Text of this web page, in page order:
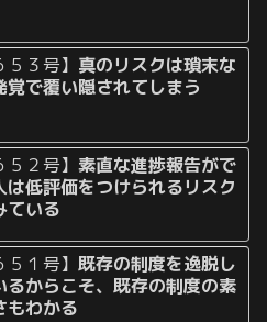
５３号】 真のリスクは瑣末な
覚で覆い隠されてしまう
５２号】素直な進捗報告がで
は低評価をつけられるリスク
ている
５１号】既存の制度を逸脱し
るからこそ、既存の制度の素
もわかる